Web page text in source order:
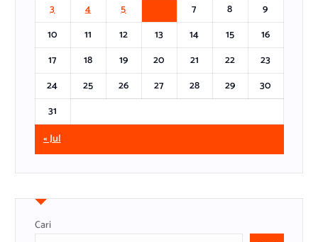
3
4 5 7 8
9
10
11 12 13 14 15
16
17
18 19 20 21 22
23
24
25 26 27 28 29
30
31
« Jul
Cari